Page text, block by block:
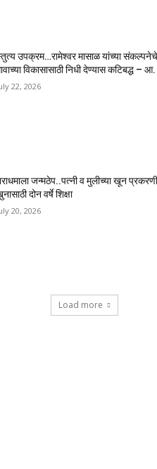
उपक्रम…रामेश्वर मासाळ यांच्या
विकासासाठी निधी देण्यास कटिबद्ध –
22, 2026
जन्मठेप..पत्नी व मुलीच्या खून
दोन वर्षे शिक्षा
20, 2026
Load more